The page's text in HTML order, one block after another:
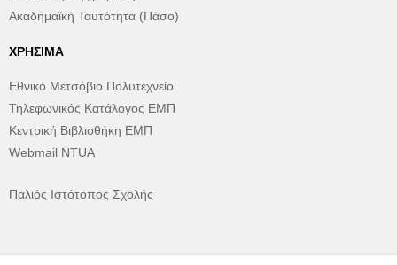
Ακαδημαϊκή Ταυτότητα (Πάσο)
ΧΡΉΣΙΜΑ
Εθνικό Μετσόβιο Πολυτεχνείο
Τηλεφωνικός Κατάλογος ΕΜΠ
Κεντρική Βιβλιοθήκη ΕΜΠ
Webmail NTUA
Παλιός Ιστότοπος Σχολής